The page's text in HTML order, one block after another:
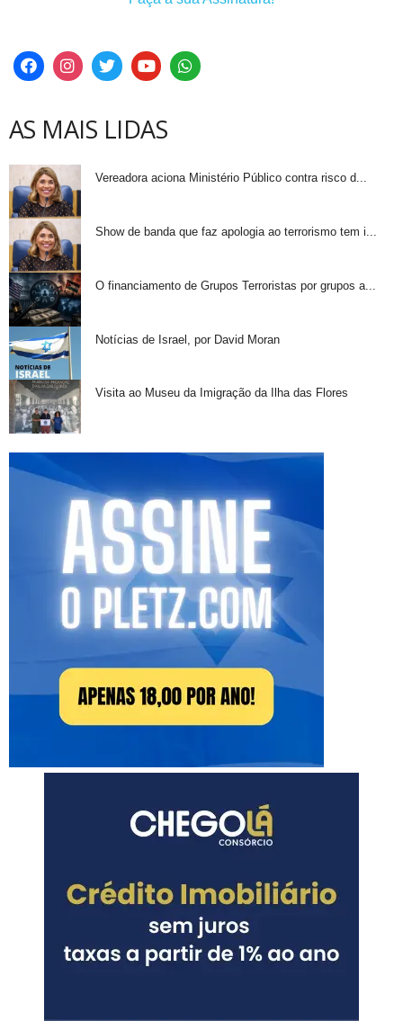
AS MAIS LIDAS
Vereadora aciona Ministério Público contra risco d...
Show de banda que faz apologia ao terrorismo tem i...
O financiamento de Grupos Terroristas por grupos a...
Notícias de Israel, por David Moran
Visita ao Museu da Imigração da Ilha das Flores